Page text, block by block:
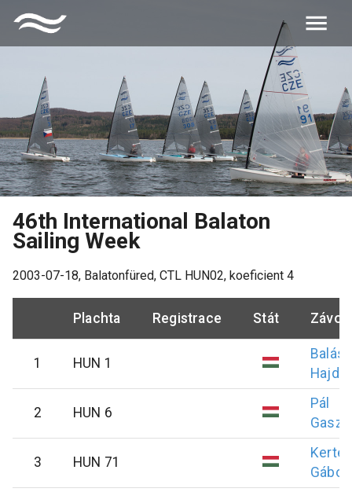
46th International Balaton
Sailing Week
2003-07-18, Balatonfüred, CTL HUN02, koeficient 4
Plachta Registrace Stát
1 HUN 1
Balász
Hajdu
2 HUN 6
Pál
3 HUN 71
Gábor